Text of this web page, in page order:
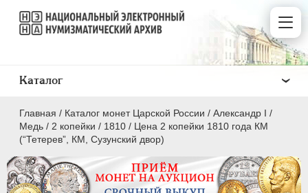
Главная / Каталог монет Царской России / Александр I /
Медь / 2 копейки / 1810 / Цена 2 копейки 1810 года КМ
(“Тетерев”, КМ, Сузунский двор)
Каталог